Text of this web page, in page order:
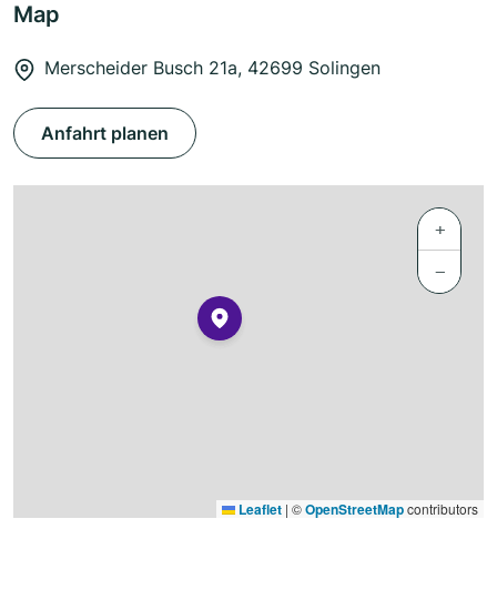
Map
Merscheider Busch 21a, 42699 Solingen
Anfahrt planen
+
−
Leaflet | ©OpenStreetMapcontributors